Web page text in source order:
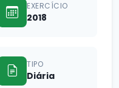
EXERCÍCIO
2018
TIPO
Diária